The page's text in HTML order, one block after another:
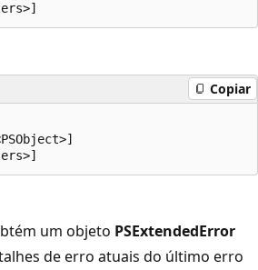
Copiar
um objeto PSExtendedError
de erro atuais do último erro